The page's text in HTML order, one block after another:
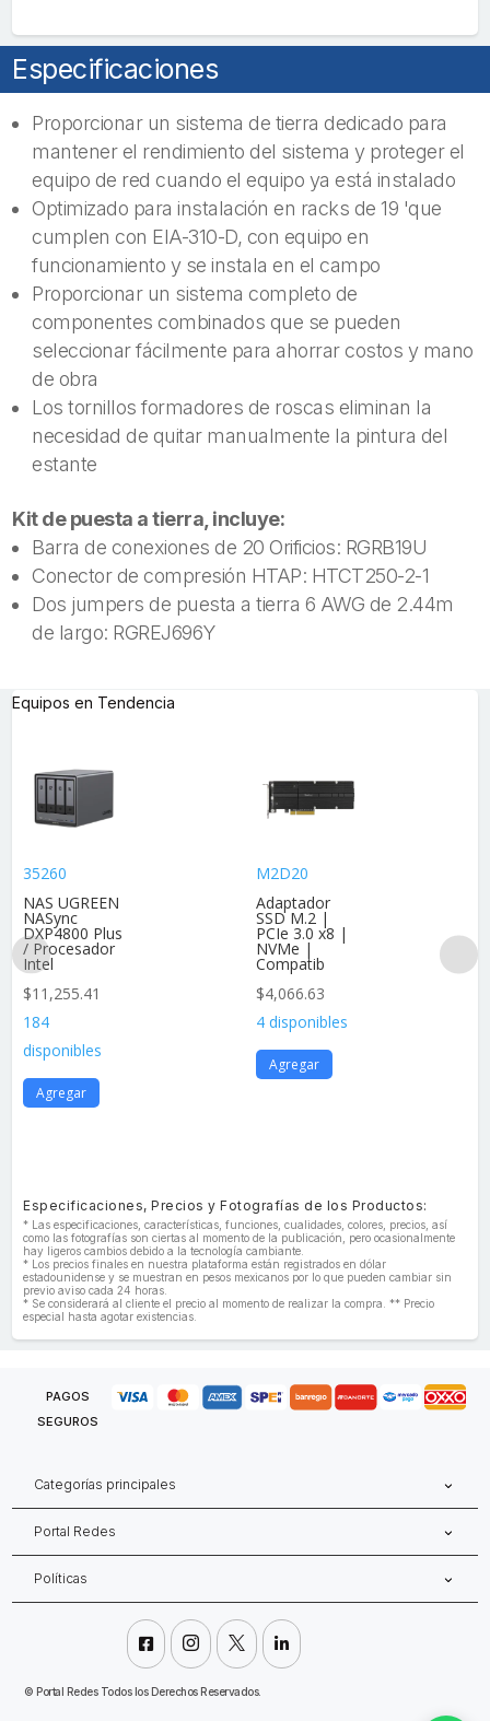
Especificaciones
Proporcionar un sistema de tierra dedicado para
mantener el rendimiento del sistema y proteger el
equipo de red cuando el equipo ya está instalado
Optimizado para instalación en racks de 19 'que
cumplen con EIA-310-D, con equipo en
funcionamiento y se instala en el campo
Proporcionar un sistema completo de
componentes combinados que se pueden
seleccionar fácilmente para ahorrar costos y mano
de obra
Los tornillos formadores de roscas eliminan la
necesidad de quitar manualmente la pintura del
estante
Kit de puesta a tierra, incluye:
Barra de conexiones de 20 Orificios: RGRB19U
Conector de compresión HTAP: HTCT250-2-1
Dos jumpers de puesta a tierra 6 AWG de 2.44m
de largo: RGREJ696Y
Equipos en Tendencia
35260
NAS UGREEN
NASync
DXP4800 Plus
/ Procesador
Intel
$11,255.41
184
disponibles
Agregar
M2D20
Adaptador
SSD M.2 |
PCIe 3.0 x8 |
NVMe |
Compatib
$4,066.63
4 disponibles
Agregar
Especificaciones, Precios y Fotografías de los Productos:
* Las especificaciones, características, funciones, cualidades, colores, precios, así
como las fotografías son ciertas al momento de la publicación, pero ocasionalmente
hay ligeros cambios debido a la tecnología cambiante.
* Los precios finales en nuestra plataforma están registrados en dólar
estadounidense y se muestran en pesos mexicanos por lo que pueden cambiar sin
previo aviso cada 24 horas.
* Se considerará al cliente el precio al momento de realizar la compra. ** Precio
especial hasta agotar existencias.
PAGOS
SEGUROS
Categorías principales
Portal Redes
Políticas
   
© Portal Redes Todos los Derechos Reservados.